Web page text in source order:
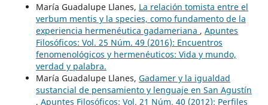
María Guadalupe Llanes, La relación tomista entre el
verbum mentis y la species, como fundamento de la
experiencia hermenéutica gadameriana , Apuntes
Filosóficos: Vol. 25 Núm. 49 (2016): Encuentros
fenomenológicos y hermenéuticos: Vida y mundo,
verdad y palabra.
María Guadalupe Llanes, Gadamer y la igualdad
sustancial de pensamiento y lenguaje en San Agustín
, Apuntes Filosóficos: Vol. 21 Núm. 40 (2012): Perfiles